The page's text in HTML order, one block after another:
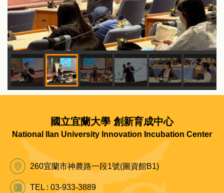
國立宜蘭大學 創新育成中心
National Ilan University Innovation Incubation Center
260宜蘭市神農路一段1號(圖資館B1)
TEL : 03-933-3889